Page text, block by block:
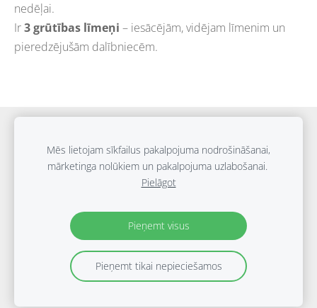
nedēļai.
Ir3 grūtības līmeņi – iesācējām, vidējam līmenim un
pieredzējušām dalībniecēm.
Autortiesības © Viktorija Darakova | 2010. – 2026
Jebkādu materiālu un tekstu izmantošana bez atļaujas ir
aizliegta.Datu aizsardzības politikas
Mēs lietojam sīkfailus pakalpojuma nodrošināšanai,
mārketinga nolūkiem un pakalpojuma uzlabošanai.
Pielāgot
Pieņemt visus
Pieņemt tikai nepieciešamos